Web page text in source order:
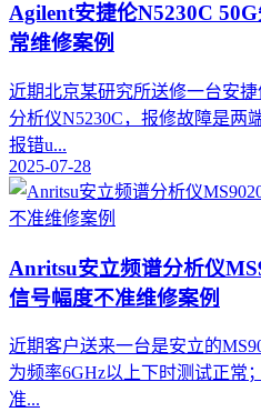
Agilent安捷伦N5230C
常维修案例
近期北京某研究所送修一台安
分析仪N5230C，报修故障是两
报错u...
2025-07-28
Anritsu安立频谱分析仪
信号幅度不准维修案例
近期客户送来一台是安立的
为频率6GHz以上下时测试正常
准...